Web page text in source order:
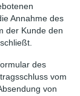
Annahme des
der Kunde den
des
vom
von